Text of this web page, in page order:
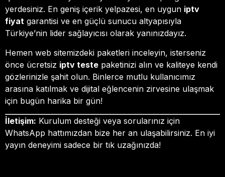
yerdesiniz. En geniş içerik yelpazesi, en uygun iptv
fiyat garantisi ve en güçlü sunucu altyapısıyla
Türkiye’nin lider sağlayıcısı olarak yanınızdayız.
Hemen web sitemizdeki paketleri inceleyin, isterseniz
önce ücretsiz iptv teste paketinizi alın ve kaliteye kendi
gözlerinizle şahit olun. Binlerce mutlu kullanıcımız
arasına katılmak ve dijital eğlencenin zirvesine ulaşmak
için bugün harika bir gün!
İletişim: Kurulum desteği veya sorularınız için
WhatsApp hattımızdan bize her an ulaşabilirsiniz. En iyi
yayın deneyimi sadece bir tık uzağınızda!